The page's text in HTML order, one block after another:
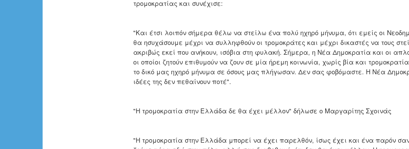
τρομοκρατίας και συνέχισε:
"Και έτσι λοιπόν σήμερα θέλω να στείλω ένα πολύ ηχηρό μήνυμα, ότι εμείς οι
θα ησυχάσουμε μέχρι να συλληφθούν οι τρομοκράτες και μέχρι δικαστές να τους
ακριβώς εκεί που ανήκουν, ισόβια στη φυλακή. Σήμερα, η Νέα Δημοκρατία και οι
οι οποίοι ζητούν επιθυμούν να ζουν σε μία ήρεμη κοινωνία, χωρίς βία και
το δικό μας ηχηρό μήνυμα σε όσους μας πλήγωσαν. Δεν σας φοβόμαστε. Η Νέα
ιδέες της δεν πεθαίνουν ποτέ".
"Η τρομοκρατία στην Ελλάδα δε θα έχει μέλλον" δήλωσε ο Μαργαρίτης Σχοινάς
"Η τρομοκρατία στην Ελλάδα μπορεί να έχει παρελθόν, ίσως έχει και ένα παρόν